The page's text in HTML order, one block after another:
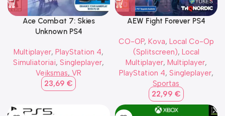
Ace Combat 7: Skies
Unknown PS4
Multiplayer,PlayStation 4,
Simuliatoriai,Singleplayer,
Veiksmas,VR
23,69€
AEW Fight Forever PS4
CO-OP, Kova, Local Co-Op
(Splitscreen), Local
Multiplayer, Multiplayer,
PlayStation 4, Singleplayer,
Sportas
22,99 €